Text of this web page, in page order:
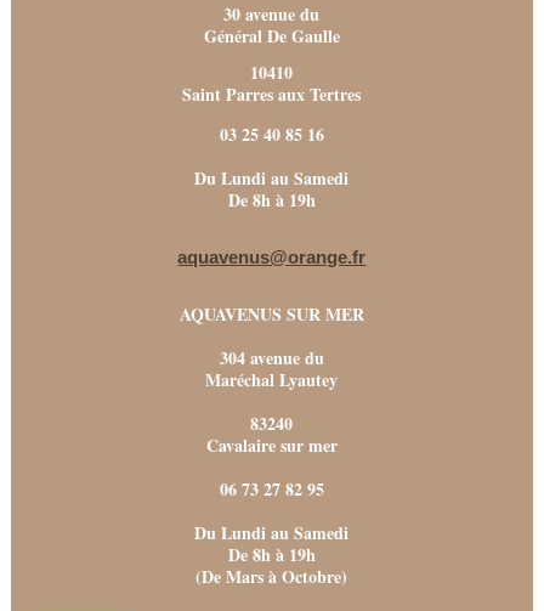
30 avenue du
Général De Gaulle
10410
Saint Parres aux Tertres
03 25 40 85 16
Du Lundi au Samedi
De 8h à 19h
aquavenus@orange.fr
AQUAVENUS SUR MER
304 avenue du
Maréchal Lyautey
83240
Cavalaire sur mer
06 73 27 82 95
Du Lundi au Samedi
De 8h à 19h
(De Mars à Octobre)